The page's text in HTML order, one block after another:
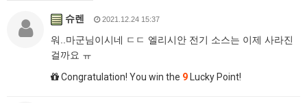
슈렌 2021.12.24 15:37
워..마군님이시네 ㄷㄷ 엘리시안 전기 소스는 이제 사라진
걸까요 ㅠ
Congratulation! You win the 9 Lucky Point!